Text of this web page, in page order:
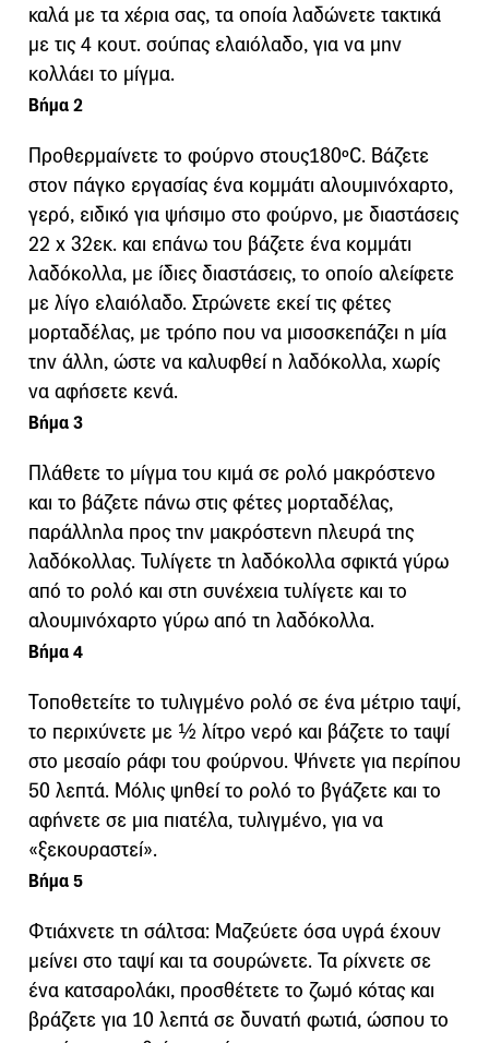
καλά με τα χέρια σας, τα οποία λαδώνετε τακτικά
με τις 4 κουτ. σούπας ελαιόλαδο, για να μην
κολλάει το μίγμα.
Βήμα 2
Προθερμαίνετε το φούρνο στους180ºC. Βάζετε
στον πάγκο εργασίας ένα κομμάτι αλουμινόχαρτο,
γερό, ειδικό για ψήσιμο στο φούρνο, με διαστάσεις
22 x 32εκ. και επάνω του βάζετε ένα κομμάτι
λαδόκολλα, με ίδιες διαστάσεις, το οποίο αλείφετε
με λίγο ελαιόλαδο. Στρώνετε εκεί τις φέτες
μορταδέλας, με τρόπο που να μισοσκεπάζει η μία
την άλλη, ώστε να καλυφθεί η λαδόκολλα, χωρίς
να αφήσετε κενά.
Βήμα 3
Πλάθετε το μίγμα του κιμά σε ρολό μακρόστενο
και το βάζετε πάνω στις φέτες μορταδέλας,
παράλληλα προς την μακρόστενη πλευρά της
λαδόκολλας. Τυλίγετε τη λαδόκολλα σφικτά γύρω
από το ρολό και στη συνέχεια τυλίγετε και το
αλουμινόχαρτο γύρω από τη λαδόκολλα.
Βήμα 4
Τοποθετείτε το τυλιγμένο ρολό σε ένα μέτριο ταψί,
το περιχύνετε με ½ λίτρο νερό και βάζετε το ταψί
στο μεσαίο ράφι του φούρνου. Ψήνετε για περίπου
50 λεπτά. Μόλις ψηθεί το ρολό το βγάζετε και το
αφήνετε σε μια πιατέλα, τυλιγμένο, για να
«ξεκουραστεί».
Βήμα 5
Φτιάχνετε τη σάλτσα: Μαζεύετε όσα υγρά έχουν
μείνει στο ταψί και τα σουρώνετε. Τα ρίχνετε σε
ένα κατσαρολάκι, προσθέτετε το ζωμό κότας και
βράζετε για 10 λεπτά σε δυνατή φωτιά, ώσπου το